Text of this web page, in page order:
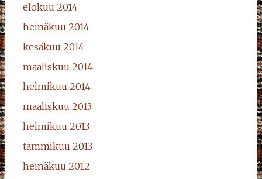
elokuu 2014
heinäkuu 2014
kesäkuu 2014
maaliskuu 2014
helmikuu 2014
maaliskuu 2013
helmikuu 2013
tammikuu 2013
heinäkuu 2012